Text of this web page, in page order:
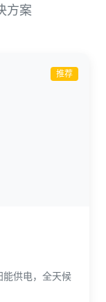
方案
推荐
供电，全天候